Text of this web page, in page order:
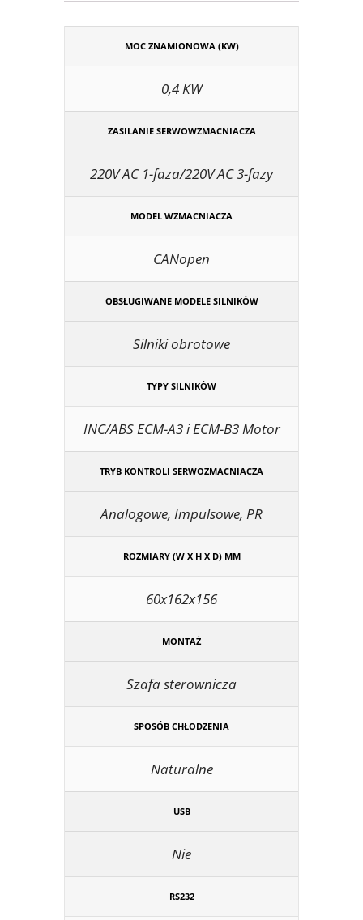
MOC ZNAMIONOWA (KW)
0,4 KW
ZASILANIE SERWOWZMACNIACZA
220V AC 1-faza/220V AC 3-fazy
MODEL WZMACNIACZA
CANopen
OBSŁUGIWANE MODELE SILNIKÓW
Silniki obrotowe
TYPY SILNIKÓW
INC/ABS ECM-A3 i ECM-B3 Motor
TRYB KONTROLI SERWOZMACNIACZA
Analogowe, Impulsowe, PR
ROZMIARY (W X H X D) MM
60x162x156
MONTAŻ
Szafa sterownicza
SPOSÓB CHŁODZENIA
Naturalne
USB
Nie
RS232